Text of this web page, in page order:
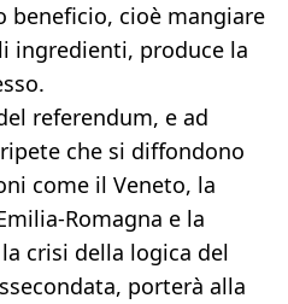
beneficio, cioè mangiare
ingredienti, produce la
referendum, e ad
che si diffondono
come il Veneto, la
Romagna e la
crisi della logica del
porterà alla